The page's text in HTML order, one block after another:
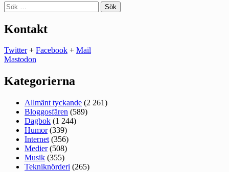
Sök
efter:
Kontakt
Twitter+ Facebook + Mail
Mastodon
Kategorierna
Allmänt tyckande (2 261)
Bloggosfären (589)
Dagbok (1 244)
Humor(339)
Internet (356)
Medier(508)
Musik (355)
Tekniknörderi (265)